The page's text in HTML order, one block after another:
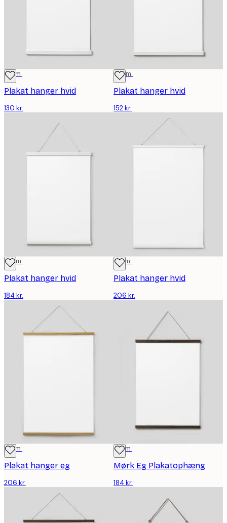
31 cm
Plakat hanger hvid
130 kr.
41 cm
Plakat hanger hvid
152 kr.
51 cm
Plakat hanger hvid
184 kr.
71 cm
Plakat hanger hvid
206 kr.
71 cm
Plakat hanger eg
206 kr.
51 cm
Mørk Eg Plakatophæng
184 kr.